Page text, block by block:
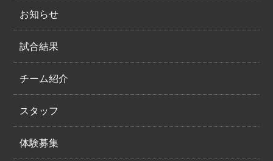
お知らせ
試合結果
チーム紹介
スタッフ
体験募集